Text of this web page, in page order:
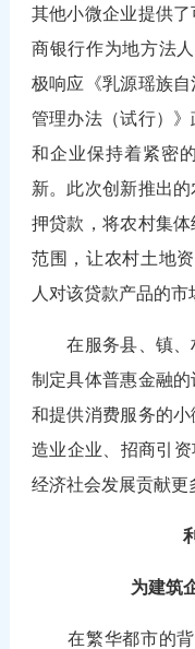
其他小微企业提供
商银行作为地方法
极响应《乳源瑶族
管理办法（试行）
和企业保持着紧密
新。此次创新推出
押贷款，将农村集
范围，让农村土地
人对该贷款产品的市
在服务县、镇、
制定具体普惠金融
和提供消费服务的
造业企业、招商引
经济社会发展贡献更
为建筑
在繁华都市的背